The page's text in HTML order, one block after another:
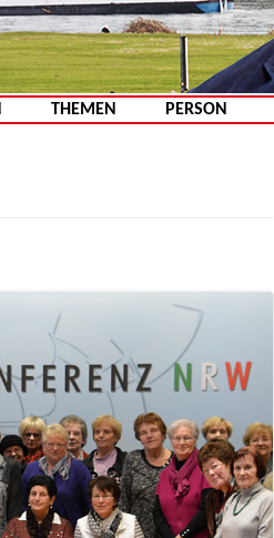
Zum Inhalt springen
THEMEN PERSON